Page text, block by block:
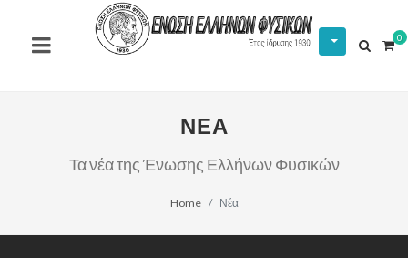
0
ΝΕΑ
Τα νέα της Ένωσης Ελλήνων Φυσικών
Home Νέα